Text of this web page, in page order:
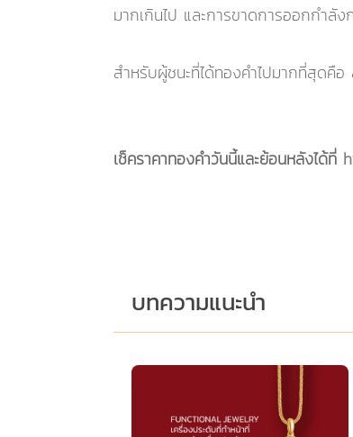
มากเกินไป และการขาดการออกกำลัง
สำหรับผู้ชนะที่ได้ทองคำไปมากที่สุดคื
เช็คราคาทองคำวันนี้และย้อนหลังได้ที่
บทความแนะนำ